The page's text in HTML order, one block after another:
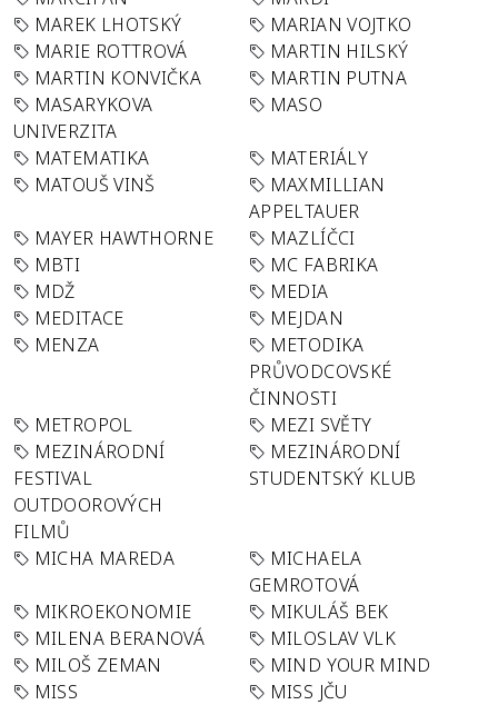
MAREK LHOTSKÝ
MARIAN VOJTKO
MARIE ROTTROVÁ
MARTIN HILSKÝ
MARTIN KONVIČKA
MARTIN PUTNA
MASARYKOVA
UNIVERZITA
MASO
MATEMATIKA
MATERIÁLY
MATOUŠ VINŠ
MAXMILLIAN
APPELTAUER
MAYER HAWTHORNE
MAZLÍČCI
MBTI
MC FABRIKA
MDŽ
MEDIA
MEDITACE
MEJDAN
MENZA
METODIKA
PRŮVODCOVSKÉ
ČINNOSTI
METROPOL
MEZI SVĚTY
MEZINÁRODNÍ
FESTIVAL
OUTDOOROVÝCH
FILMŮ
MEZINÁRODNÍ
STUDENTSKÝ KLUB
MICHA MAREDA
MICHAELA
GEMROTOVÁ
MIKROEKONOMIE
MIKULÁŠ BEK
MILENA BERANOVÁ
MILOSLAV VLK
MILOŠ ZEMAN
MIND YOUR MIND
MISS
MISS JČU